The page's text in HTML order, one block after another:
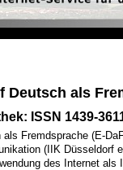
Deutsch als
ISSN 1439-
als Fremdsprache (E-
(IIK Düsseldorf
des Internet als